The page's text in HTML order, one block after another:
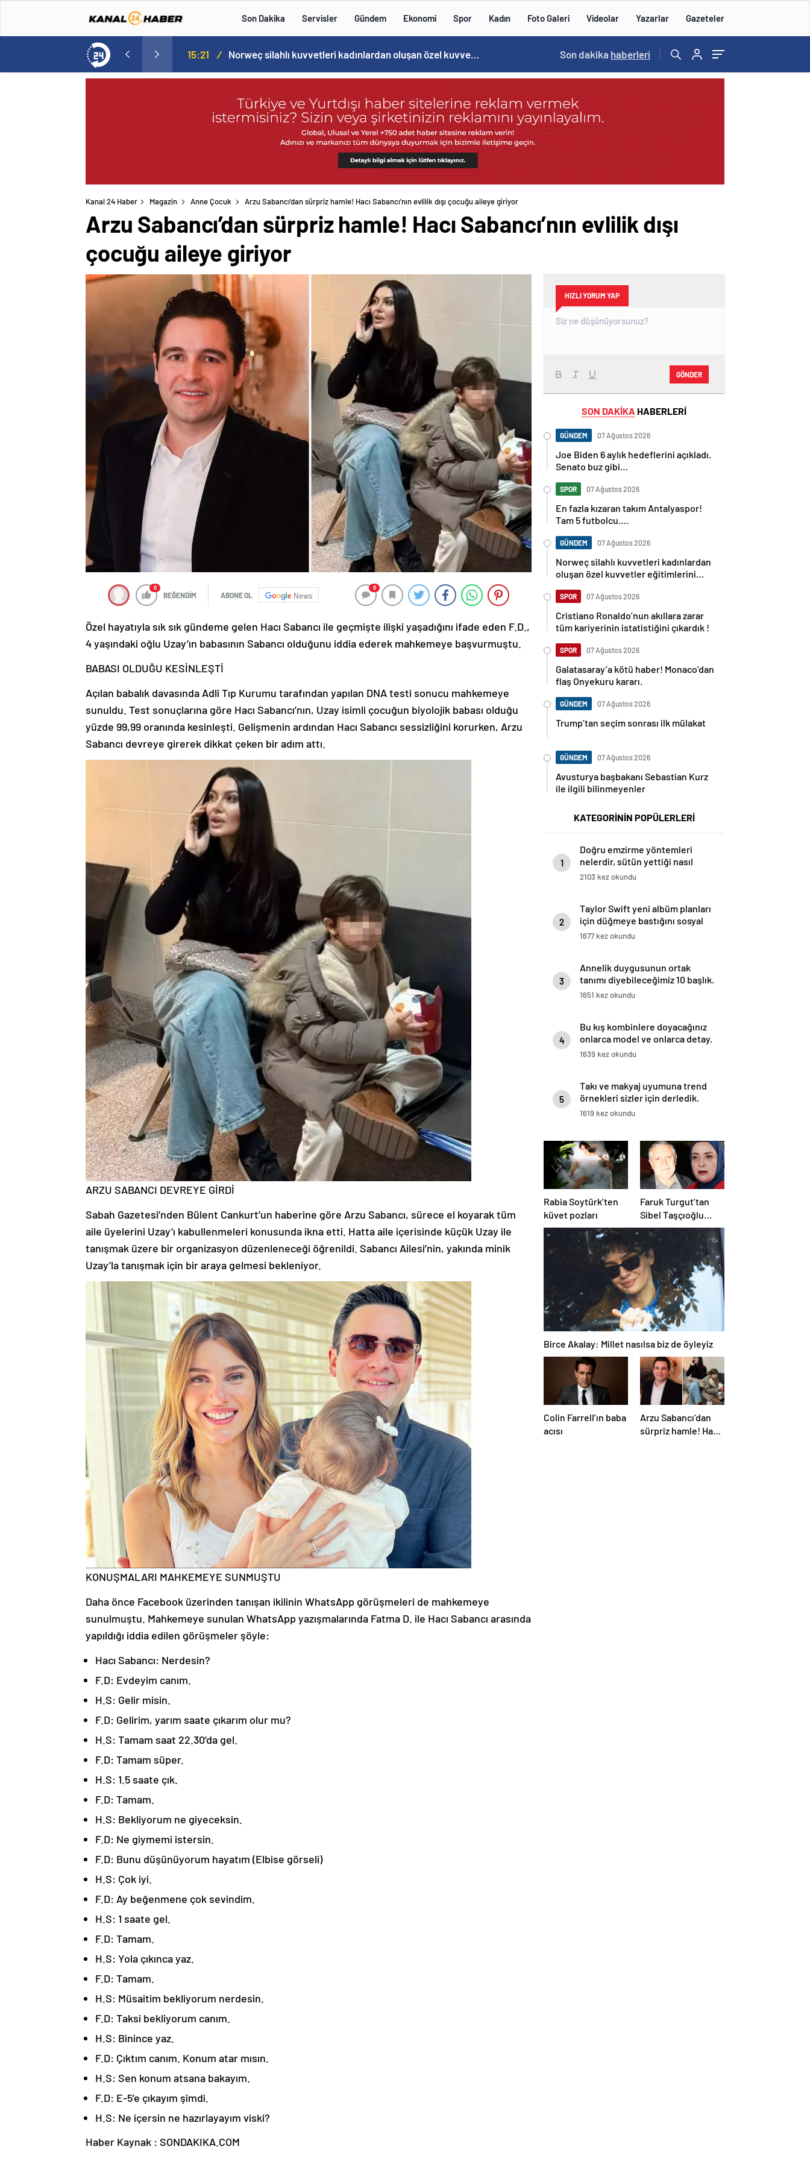
Son Dakika Servisler Gündem Ekonomi Spor Kadın Foto Galeri Videolar Yazarlar Gazeteler
Norweç silahlı kuvvetleri kadınlardan oluşan özel kuvvetler eğitimlerini başlattı. 15:20 / Cristiano Ronaldo’nun akıllara zarar tüm kariyerinin istatistiğini çıkardık ! 14:57 /
Son dakika haberleri
Kanal 24 Haber Magazin Anne Çocuk Arzu Sabancı’dan sürpriz hamle! Hacı Sabancı’nın evlilik dışı çocuğu aileye giriyor
Arzu Sabancı’dan sürpriz hamle! Hacı Sabancı’nın evlilik dışı
çocuğu aileye giriyor
0
BEĞENDİM ABONE OL News
0
Özel hayatıyla sık sık gündeme gelen Hacı Sabancı ile geçmişte ilişki yaşadığını ifade eden F.D.,
4 yaşındaki oğlu Uzay’ın babasının Sabancı olduğunu iddia ederek mahkemeye başvurmuştu.
BABASI OLDUĞU KESİNLEŞTİ
Açılan babalık davasında Adli Tıp Kurumu tarafından yapılan DNA testi sonucu mahkemeye
sunuldu. Test sonuçlarına göre Hacı Sabancı’nın, Uzay isimli çocuğun biyolojik babası olduğu
yüzde 99,99 oranında kesinleşti. Gelişmenin ardından Hacı Sabancı sessizliğini korurken, Arzu
Sabancı devreye girerek dikkat çeken bir adım attı.
ARZU SABANCI DEVREYE GİRDİ
Sabah Gazetesi’nden Bülent Cankurt’un haberine göre Arzu Sabancı, sürece el koyarak tüm
aile üyelerini Uzay’ı kabullenmeleri konusunda ikna etti. Hatta aile içerisinde küçük Uzay ile
tanışmak üzere bir organizasyon düzenleneceği öğrenildi. Sabancı Ailesi’nin, yakında minik
Uzay’la tanışmak için bir araya gelmesi bekleniyor.
KONUŞMALARI MAHKEMEYE SUNMUŞTU
Daha önce Facebook üzerinden tanışan ikilinin WhatsApp görüşmeleri de mahkemeye
sunulmuştu. Mahkemeye sunulan WhatsApp yazışmalarında Fatma D. ile Hacı Sabancı arasında
yapıldığı iddia edilen görüşmeler şöyle:
Hacı Sabancı: Nerdesin?
F.D: Evdeyim canım.
H.S: Gelir misin.
F.D: Gelirim, yarım saate çıkarım olur mu?
H.S: Tamam saat 22.30’da gel.
F.D: Tamam süper.
H.S: 1.5 saate çık.
F.D: Tamam.
H.S: Bekliyorum ne giyeceksin.
F.D: Ne giymemi istersin.
F.D: Bunu düşünüyorum hayatım (Elbise görseli)
H.S: Çok iyi.
F.D: Ay beğenmene çok sevindim.
H.S: 1 saate gel.
F.D: Tamam.
H.S: Yola çıkınca yaz.
F.D: Tamam.
H.S: Müsaitim bekliyorum nerdesin.
F.D: Taksi bekliyorum canım.
H.S: Binince yaz.
F.D: Çıktım canım. Konum atar mısın.
H.S: Sen konum atsana bakayım.
F.D: E-5’e çıkayım şimdi.
H.S: Ne içersin ne hazırlayayım viski?
Haber Kaynak : SONDAKIKA.COM
HIZLI YORUM YAP
GÖNDER
SON DAKİKA HABERLERİ
GÜNDEM 07 Ağustos 2026
Joe Biden 6 aylık hedeflerini açıkladı.
Senato buz gibi…
SPOR 07 Ağustos 2026
En fazla kızaran takım Antalyaspor!
Tam 5 futbolcu….
GÜNDEM 07 Ağustos 2026
Norweç silahlı kuvvetleri kadınlardan
oluşan özel kuvvetler eğitimlerini
SPOR 07 Ağustos 2026
Cristiano Ronaldo’nun akıllara zarar
tüm kariyerinin istatistiğini çıkardık !
SPOR 07 Ağustos 2026
Galatasaray’a kötü haber! Monaco’dan
flaş Onyekuru kararı.
GÜNDEM 07 Ağustos 2026
Trump’tan seçim sonrası ilk mülakat
GÜNDEM 07 Ağustos 2026
Avusturya başbakanı Sebastian Kurz
ile ilgili bilinmeyenler
KATEGORİNİN POPÜLERLERİ
1
Doğru emzirme yöntemleri
nelerdir, sütün yettiği nasıl
anlaşılır?
2103 kez okundu
2
Taylor Swift yeni albüm planları
için düğmeye bastığını sosyal
medyadan duyurdu!
1677 kez okundu
3
Annelik duygusunun ortak
tanımı diyebileceğimiz 10 başlık.
1651 kez okundu
4
Bu kış kombinlere doyacağınız
onlarca model ve onlarca detay.
1639 kez okundu
5
Takı ve makyaj uyumuna trend
örnekleri sizler için derledik.
1619 kez okundu
Rabia Soytürk’ten
küvet pozları
Faruk Turgut’tan
Sibel Taşçıoğlu
açıklaması:
Saygısızlık söz
konusu değil
Birce Akalay: Millet nasılsa biz de öyleyiz
Colin Farrell’ın baba
acısı
Arzu Sabancı’dan
sürpriz hamle! Hacı